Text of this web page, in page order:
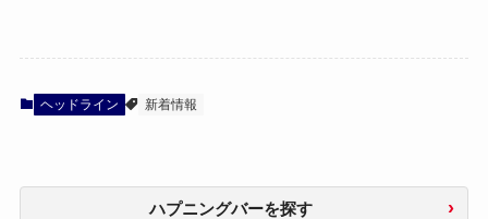
ヘッドライン 新着情報
ハプニングバーを探す